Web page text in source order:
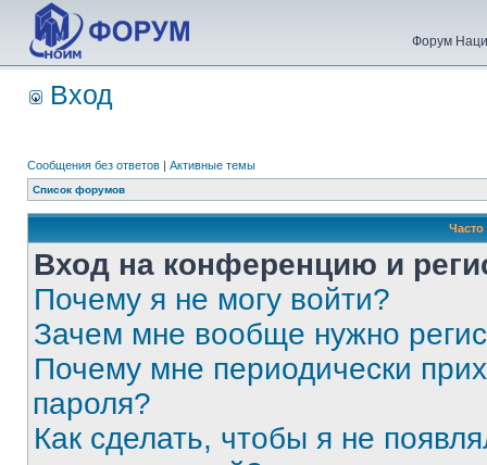
Форум
Вход
Сообщения без ответов | Активные темы
Список форумов
Вход на конференцию и
Почему я не могу войти?
Зачем мне вообще нужно
Почему мне периодически
пароля?
Как сделать, чтобы я не